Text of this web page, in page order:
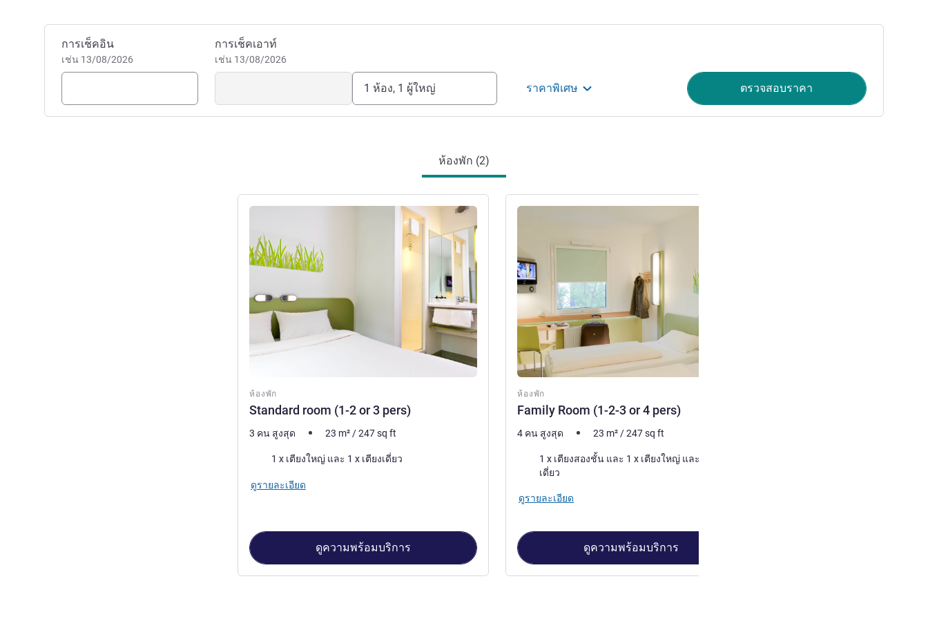
Régis KOCH ฝ่ายบริหารโรงแรม
จองโรงแรมนี้
การเช็คอิน
เช่น 13/08/2026
การเช็คเอาท์
เช่น 13/08/2026
1 ห้อง, 1 ผู้ใหญ่ ราคาพิเศษ ตรวจสอบราคา
ห้องพัก (2)
ห้องพัก
Standard room (1-2 or 3 pers)
ดูรายละเอียด
3 คน สูงสุด 23 m² /247sq ft
เครื่องนอน 1 x เตียงใหญ่ และ 1 x เตียงเดี่ยว
ดูรายละเอียด
ดูความพร้อมบริการ
ห้องพัก
Family Room (1-2-3 or 4 pers)
ดูรายละเอียด
4 คน สูงสุด 23 m² /247sq ft
เครื่องนอน
1 x เตียงสองชั้น และ 1 x เตียงใหญ่ และ 1 x เตียง
เดี่ยว
ดูรายละเอียด
ดูความพร้อมบริการ